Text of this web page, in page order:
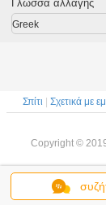
με
Γλώσσα αλλαγής
Greek
Σπίτι Σχετικά με
Copyright ©